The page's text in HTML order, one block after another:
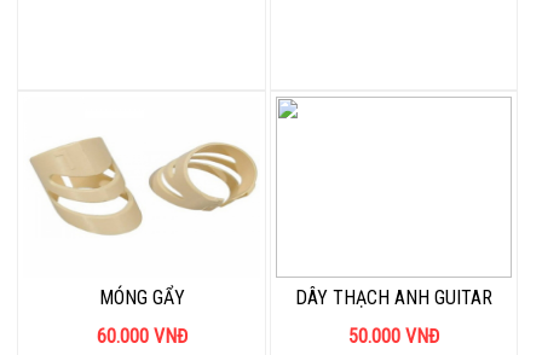
MÓNG GẨY
60.000VNĐ
DÂY THẠCH ANH GUITAR
50.000VNĐ